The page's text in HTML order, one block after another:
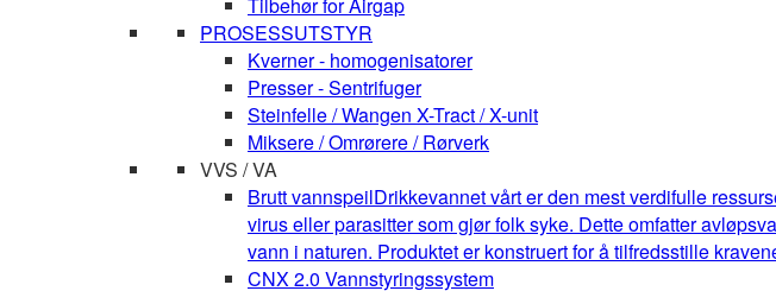
PROSESSUTSTYR
Kverner - homogenisatorer
Presser - Sentrifuger
Steinfelle / Wangen X-Tract / X-unit
Miksere / Omrørere / Rørverk
VVS / VA
Brutt vannspeilDrikkevannet vårt er den mest verdifulle
virus eller parasitter som gjør folk syke. Dette omfatter
vann i naturen. Produktet er konstruert for å tilfredsstille
CNX 2.0 Vannstyringssystem